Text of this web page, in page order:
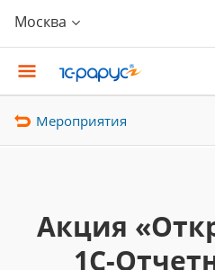
Москва
Мероприятия
Акция
1С-